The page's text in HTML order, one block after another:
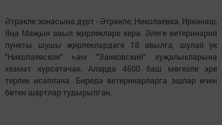
Әтрәкле зонасына дүрт - Әтрәкле, Николаевка, Иркәнәш,
Яңа Маҗын авыл җирлекләре керә. Әлеге ветеринария
пункты шушы җирлекләрдәге 18 авылга, шулай ук
"Николаевское" һәм "Заиковский" хуҗалыкларына
хезмәт күрсәтәчәк. Аларда 4500 баш мөгезле эре
терлек исәпләнә. Биредә ветеринарларга эшләр өчен
бөтен шартлар тудырылган.